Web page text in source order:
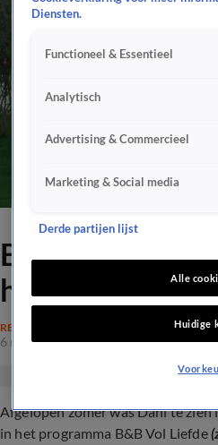
B&B Vol
heuglijk nieuws
REALITY
6 mrt 2024, 10:58
Afgelopen zomer was Dani te
in het programma B&B Vol Liefde
Diensten.
Functioneel & Essentieel
Analytisch
Advertising & Commercieel
Marketing & Social media
Derde partijen lijst
Alle
Huidige